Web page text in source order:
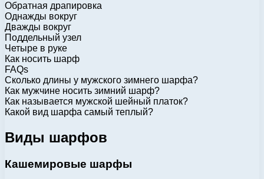
Обратная драпировка
Однажды вокруг
Дважды вокруг
Поддельный узел
Четыре в руке
Как носить шарф
FAQs
Сколько длины у мужского зимнего шарфа?
Как мужчине носить зимний шарф?
Как называется мужской шейный платок?
Какой вид шарфа самый теплый?
Виды шарфов
Кашемировые шарфы